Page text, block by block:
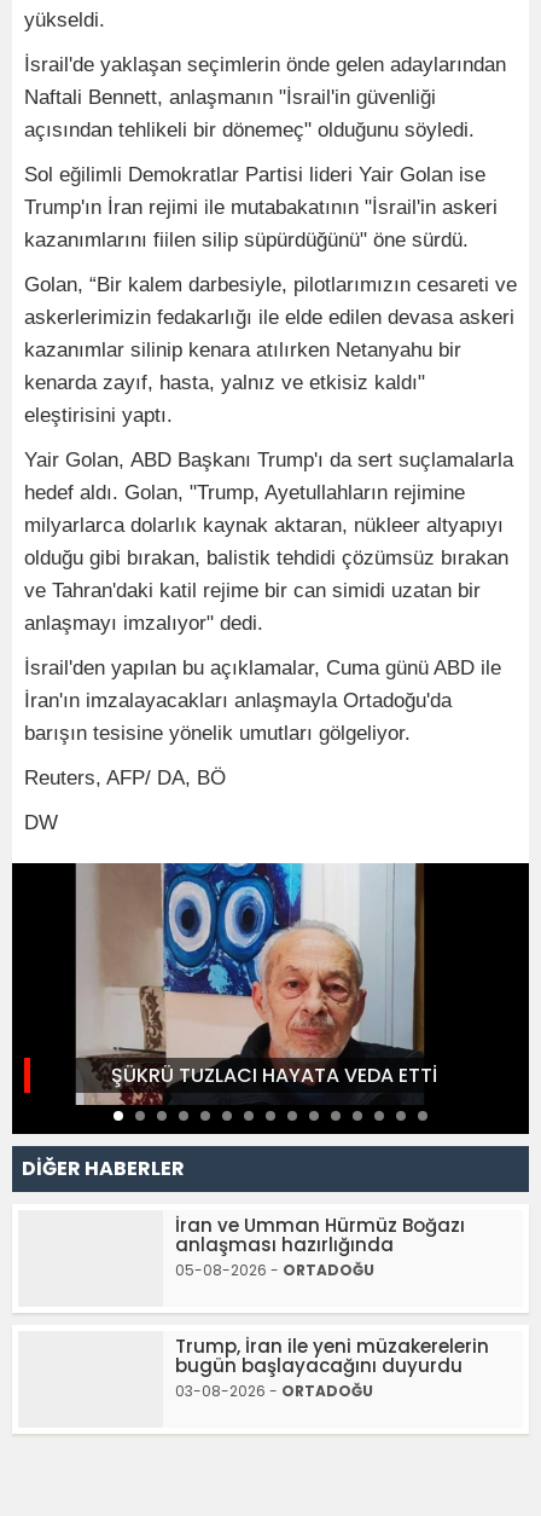
yükseldi.
İsrail'de yaklaşan seçimlerin önde gelen adaylarından
Naftali Bennett, anlaşmanın "İsrail'in güvenliği
açısından tehlikeli bir dönemeç" olduğunu söyledi.
Sol eğilimli Demokratlar Partisi lideri Yair Golan ise
Trump'ın İran rejimi ile mutabakatının "İsrail'in askeri
kazanımlarını fiilen silip süpürdüğünü" öne sürdü.
Golan, “Bir kalem darbesiyle, pilotlarımızın cesareti ve
askerlerimizin fedakarlığı ile elde edilen devasa askeri
kazanımlar silinip kenara atılırken Netanyahu bir
kenarda zayıf, hasta, yalnız ve etkisiz kaldı"
eleştirisini yaptı.
Yair Golan, ABD Başkanı Trump'ı da sert suçlamalarla
hedef aldı. Golan, "Trump, Ayetullahların rejimine
milyarlarca dolarlık kaynak aktaran, nükleer altyapıyı
olduğu gibi bırakan, balistik tehdidi çözümsüz bırakan
ve Tahran'daki katil rejime bir can simidi uzatan bir
anlaşmayı imzalıyor" dedi.
İsrail'den yapılan bu açıklamalar, Cuma günü ABD ile
İran'ın imzalayacakları anlaşmayla Ortadoğu'da
barışın tesisine yönelik umutları gölgeliyor.
Reuters, AFP/ DA, BÖ
DW
ŞÜKRÜ TUZLACI HAYATA VEDA ETTİ
DİĞER HABERLER
İran ve Umman Hürmüz Boğazı
anlaşması hazırlığında
05-08-2026 - ORTADOĞU
Trump, İran ile yeni müzakerelerin
bugün başlayacağını duyurdu
03-08-2026 - ORTADOĞU